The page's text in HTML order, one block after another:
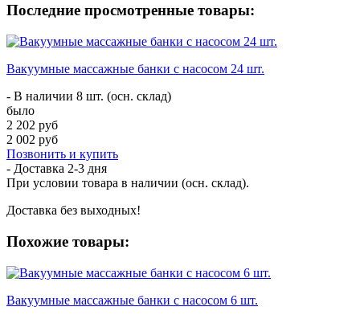
Последние просмотренные товары:
Вакуумные массажные банки с насосом 24 шт.
- В наличии 8 шт. (осн. склад)
было
2 202 руб
2 002 руб
Позвонить и купить
- Доставка 2-3 дня
При условии товара в наличии (осн. склад).
Доставка без выходных!
Похожие товары:
Вакуумные массажные банки с насосом 6 шт.